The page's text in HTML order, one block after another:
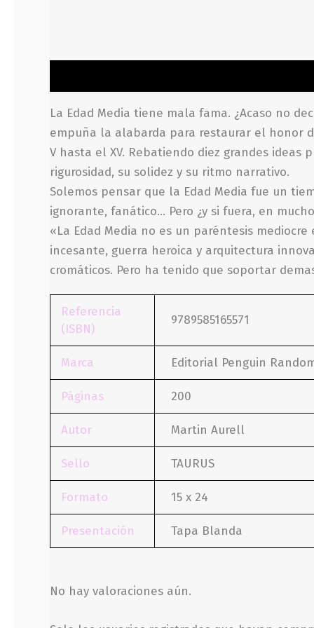
La Edad Media tiene mala fama. ¿Acaso no
empuña la alabarda para restaurar el honor
V hasta el XV. Rebatiendo diez grandes
rigurosidad, su solidez y su ritmo narrativo.
Solemos pensar que la Edad Media fue un
ignorante, fanático… Pero ¿y si fuera, en
«La Edad Media no es un paréntesis
incesante, guerra heroica y arquitectura
cromáticos. Pero ha tenido que soportar
Referencia
(ISBN)
9789585165571
Marca Editorial Penguin
Páginas 200
Autor Martin Aurell
Sello TAURUS
Formato 15 x 24
Presentación Tapa Blanda
No hay valoraciones aún.